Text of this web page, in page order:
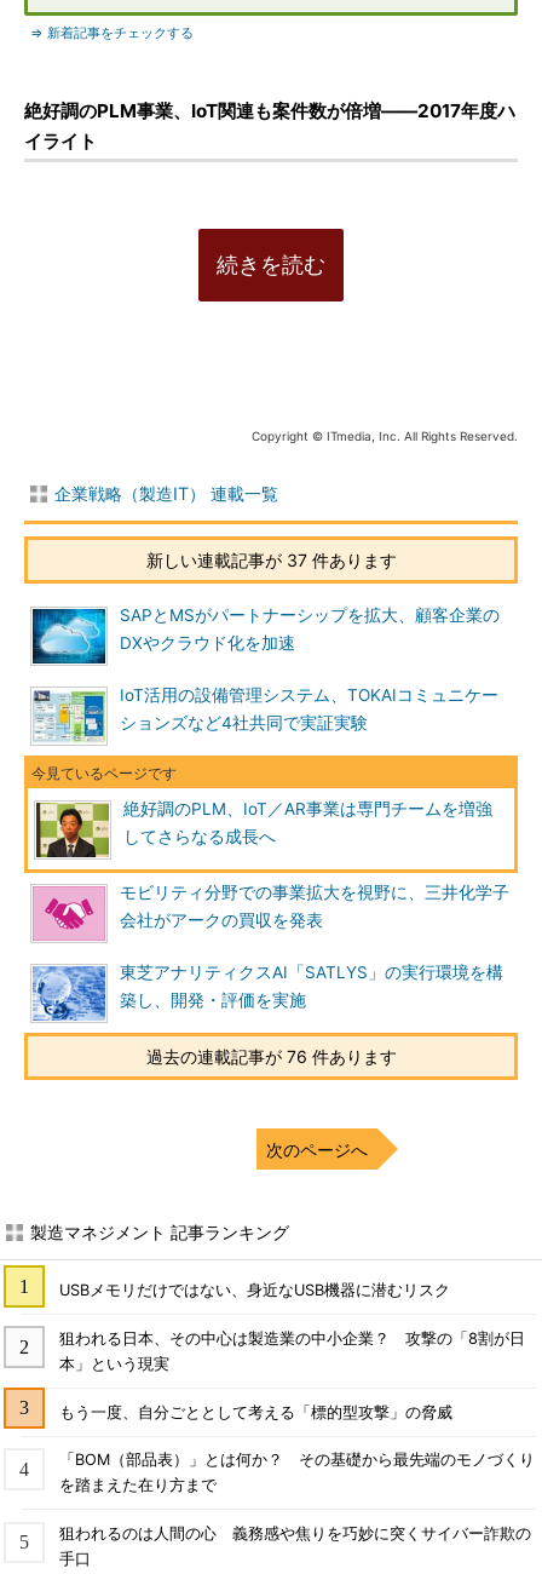
⇒ 新着記事をチェックする
絶好調のPLM事業、IoT関連も案件数が倍増――2017年度ハ
イライト
続きを読む
Copyright © ITmedia, Inc. All Rights Reserved.
企業戦略（製造IT） 連載一覧
新しい連載記事が 37 件あります
SAPとMSがパートナーシップを拡大、顧客企業の
DXやクラウド化を加速
IoT活用の設備管理システム、TOKAIコミュニケー
ションズなど4社共同で実証実験
絶好調のPLM、IoT／AR事業は専門チームを増強
してさらなる成長へ
モビリティ分野での事業拡大を視野に、三井化学子
会社がアークの買収を発表
東芝アナリティクスAI「SATLYS」の実行環境を構
築し、開発・評価を実施
過去の連載記事が 76 件あります
次のページへ
製造マネジメント 記事ランキング
USBメモリだけではない、身近なUSB機器に潜むリスク
狙われる日本、その中心は製造業の中小企業？ 攻撃の「8割が日
本」という現実
もう一度、自分ごととして考える「標的型攻撃」の脅威
「BOM（部品表）」とは何か？ その基礎から最先端のモノづくり
を踏まえた在り方まで
狙われるのは人間の心 義務感や焦りを巧妙に突くサイバー詐欺の
手口